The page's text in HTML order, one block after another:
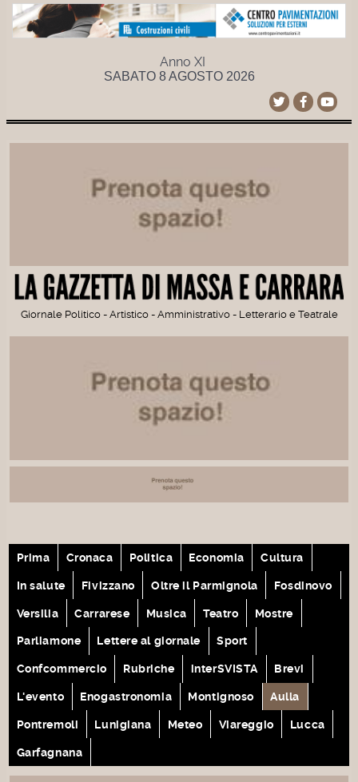
Anno XI
SABATO 8 AGOSTO 2026
Giornale Politico - Artistico - Amministrativo - Letterario e Teatrale
Prima Cronaca Politica Economia Cultura
In salute Fivizzano Oltre il Parmignola Fosdinovo
Versilia Carrarese Musica Teatro Mostre
Parliamone Lettere al giornale Sport
Confcommercio Rubriche interSVISTA Brevi
L'evento Enogastronomia Montignoso Aulla
Pontremoli Lunigiana Meteo Viareggio Lucca
Garfagnana